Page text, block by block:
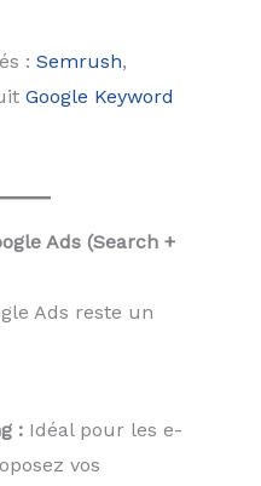
: Semrush,
Google Keyword
Ads (Search +
Ads reste un
: Idéal pour les e-
vos